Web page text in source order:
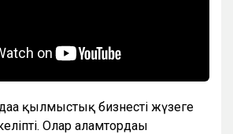
қылмыстық бизнесті жүзеге
Олар ғаламтордағы